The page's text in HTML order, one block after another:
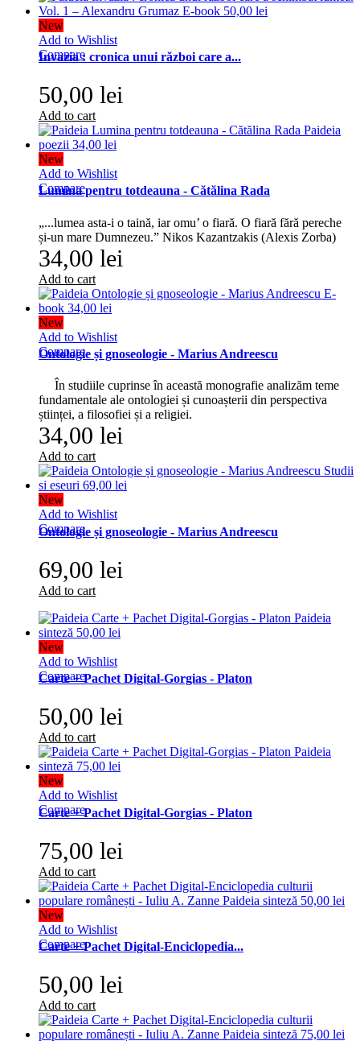
New
Add to Wishlist
Compare
Invazia : cronica unui război care a...
50,00 lei
Add to cart
New
Add to Wishlist
Compare
Lumina pentru totdeauna - Cătălina Rada
„...lumea asta-i o taină, iar omu’ o fiară. O fiară fără pereche
și-un mare Dumnezeu.” Nikos Kazantzakis (Alexis Zorba)
34,00 lei
Add to cart
New
Add to Wishlist
Compare
Ontologie și gnoseologie - Marius Andreescu
În studiile cuprinse în această monografie analizăm teme
fundamentale ale ontologiei și cunoașterii din perspectiva
științei, a filosofiei și a religiei.
34,00 lei
Add to cart
New
Add to Wishlist
Compare
Ontologie și gnoseologie - Marius Andreescu
69,00 lei
Add to cart
New
Add to Wishlist
Compare
Carte + Pachet Digital-Gorgias - Platon
50,00 lei
Add to cart
New
Add to Wishlist
Compare
Carte + Pachet Digital-Gorgias - Platon
75,00 lei
Add to cart
New
Add to Wishlist
Compare
Carte + Pachet Digital-Enciclopedia...
50,00 lei
Add to cart